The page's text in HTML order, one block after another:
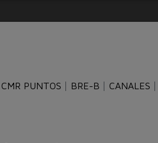
CMR PUNTOS BRE-B CANALES